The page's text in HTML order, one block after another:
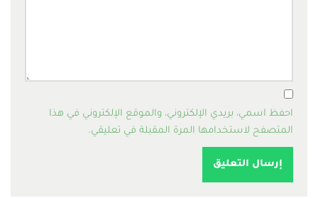
احفظ اسمي، بريدي الإلكتروني، والموقع الإلكتروني في هذا
المتصفح لاستخدامها المرة المقبلة في تعليقي.